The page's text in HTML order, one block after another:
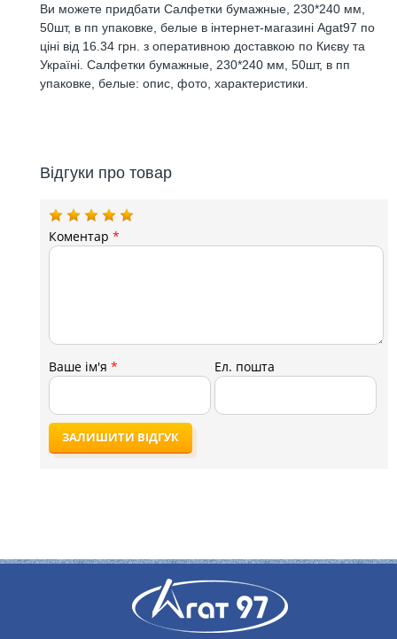
Ви можете придбати Салфетки бумажные, 230*240 мм,
50шт, в пп упаковке, белые в інтернет-магазині Agat97 по
ціні від 16.34 грн. з оперативною доставкою по Києву та
Україні. Салфетки бумажные, 230*240 мм, 50шт, в пп
упаковке, белые: опис, фото, характеристики.
Відгуки про товар
Коментар*
Ваше ім'я* Ел. пошта
ЗАЛИШИТИ ВІДГУК